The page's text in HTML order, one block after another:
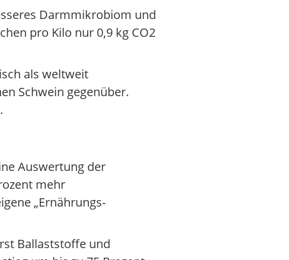
Darmmikrobiom und
pro Kilo nur 0,9 kg CO2
als weltweit
Schwein gegenüber.
Auswertung der
mehr
„Ernährungs-
Ballaststoffe und